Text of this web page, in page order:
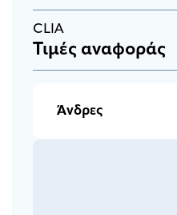
CLIA
Τιμές αναφοράς
Άνδρες